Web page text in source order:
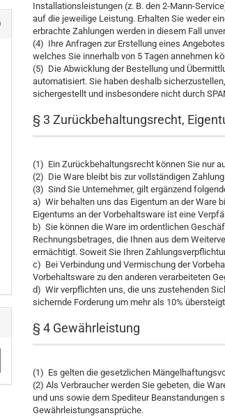
Installationsleistungen (z. B. den 2-Mann-
auf die jeweilige Leistung. Erhalten Sie weder
erbrachte Zahlungen werden in diesem Fall
(4) Ihre Anfragen zur Erstellung eines
welches Sie innerhalb von 5 Tagen annehmen
(5) Die Abwicklung der Bestellung und
automatisiert. Sie haben deshalb
sichergestellt und insbesondere nicht durch
§ 3 Zurückbehaltungsrecht,
(1) Ein Zurückbehaltungsrecht können Sie nur
(2) Die Ware bleibt bis zur vollständigen
(3) Sind Sie Unternehmer, gilt ergänzend
a) Wir behalten uns das Eigentum an der Ware
Eigentums an der Vorbehaltsware ist eine
b) Sie können die Ware im ordentlichen
Rechnungsbetrages, die Ihnen aus dem
ermächtigt. Soweit Sie Ihren
c) Bei Verbindung und Vermischung der
Vorbehaltsware zu den anderen verarbeiteten
d) Wir verpflichten uns, die uns zustehenden
sichernde Forderung um mehr als 10%
§ 4 Gewährleistung
(1) Es gelten die gesetzlichen
(2) Als Verbraucher werden Sie gebeten, die
und uns sowie dem Spediteur
Gewährleistungsansprüche.